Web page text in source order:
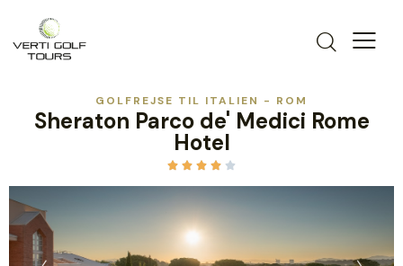
GOLFREJSE TIL ITALIEN - ROM
Sheraton Parco de' Medici Rome
Hotel
    